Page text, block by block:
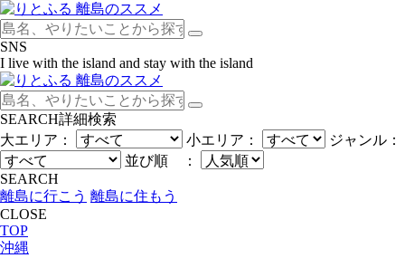
SNS
I live with the island and stay with the island
SEARCH詳細検索
大エリア：
小エリア：
ジャンル：
並び順 ：
SEARCH
離島に行こう 離島に住もう
CLOSE
TOP
沖縄